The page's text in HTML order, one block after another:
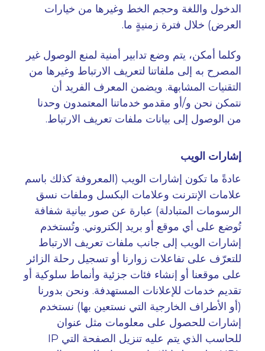
الدخول واللغة وحجم الخط وغيرها من خيارات
العرض) خلال فترة زمنيةٍ ما.
وكلما أمكن، يتم وضع تدابير أمنية لمنع الوصول غير
المصرح به إلى ملفاتنا لتعريف الارتباط وغيرها من
التقنيات المشابهة. ويضمن المعرف الفريد أن
نتمكن نحن و/أو مقدمو خدماتنا المعتمدون وحدنا
من الوصول إلى بيانات ملفات تعريف الارتباط.
إشارات الويب
عادةً ما تكون إشارات الويب (المعروفة كذلك باسم
علامات الإنترنت وعلامات البكسل وملفات نسق
الرسومات المتبادلة) عبارة عن صور بيانية شفافة
تُوضع على أي موقع أو بريد إلكتروني. وتُستخدم
إشارات الويب إلى جانب ملفات تعريف الارتباط
للتعرّف على تفاعلات زوارنا أو تسجيل رحلة الزائر
على موقعنا أو إنشاء فئات جزئية وأنماط سلوكية أو
تقديم خدمات للإعلانات المستهدفة. ونحن بدورنا
(أو الأطراف الخارجية التي نستعين بها) نستخدم
إشارات للحصول على معلومات مثل عنوان
IP للحاسب الذي يتم عليه تنزيل الصفحة التي